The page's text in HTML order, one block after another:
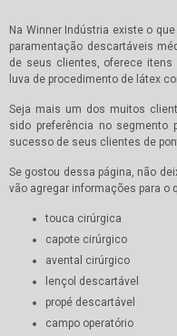
Na Winner Indústria existe o
paramentação descartáveis
de seus clientes, oferece
luva de procedimento de látex
Seja mais um dos muitos
sido preferência no segmento
sucesso de seus clientes de
Se gostou dessa página, não
vão agregar informações para o
touca cirúrgica
capote cirúrgico
avental cirúrgico
lençol descartável
propé descartável
campo operatório